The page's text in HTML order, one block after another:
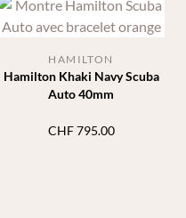
Hamilton Khaki Navy Scuba
Auto 40mm
HAMILTON
CHF795.00